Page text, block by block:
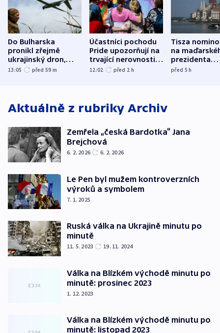
Do Bulharska
pronikl zřejmě
ukrajinský dron,
explodoval kilometr
13:05 před 59 m
Účastníci pochodu
Pride upozorňují na
trvající nerovnosti i
společenskou
12:02 před 2 h
Tisza
na
prezidenta
bývalého
před 5h
Aktuálně z rubriky Archiv
Zemřela „česká Bardotka“ Jana
Brejchová
6. 2. 2026 6. 2. 2026
Le Pen byl mužem kontroverzních
výroků a symbolem
7. 1. 2025
Ruská válka na Ukrajině minutu po
minutě
11. 5. 2023 19. 11. 2024
Válka na Blízkém východě minutu po
minutě: prosinec 2023
1. 12. 2023
Válka na Blízkém východě minutu po
minutě: listopad 2023